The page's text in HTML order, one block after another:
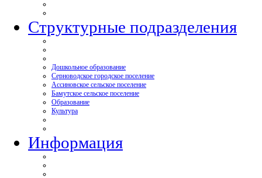
Структурные подразделения
Дошкольное образование
Серноводское городское поселение
Ассиновское сельское поселение
Бамутское сельское поселение
Образование
Культура
Информация